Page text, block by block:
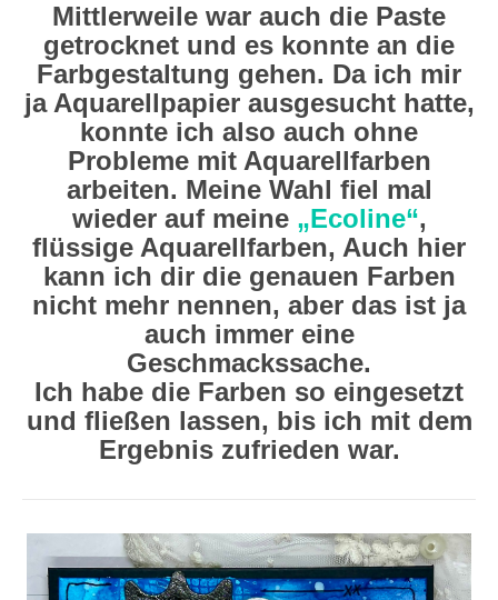
Mittlerweile war auch die Paste
getrocknet und es konnte an die
Farbgestaltung gehen. Da ich mir
ja Aquarellpapier ausgesucht hatte,
konnte ich also auch ohne
Probleme mit Aquarellfarben
arbeiten. Meine Wahl fiel mal
wieder auf meine „Ecoline“,
flüssige Aquarellfarben, Auch hier
kann ich dir die genauen Farben
nicht mehr nennen, aber das ist ja
auch immer eine
Geschmackssache.
Ich habe die Farben so eingesetzt
und fließen lassen, bis ich mit dem
Ergebnis zufrieden war.